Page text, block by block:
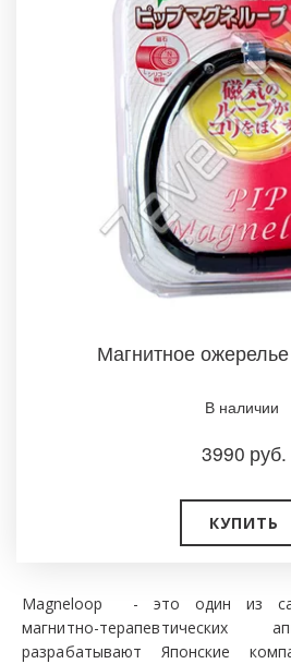
Магнитное
В наличии
3990 руб.
КУПИТЬ
Magneloop - это один из
магнитно-терапевтических
разрабатывают Японские